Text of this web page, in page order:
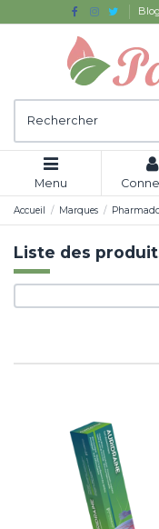
Blog
Menu
Accueil Marques
Liste des